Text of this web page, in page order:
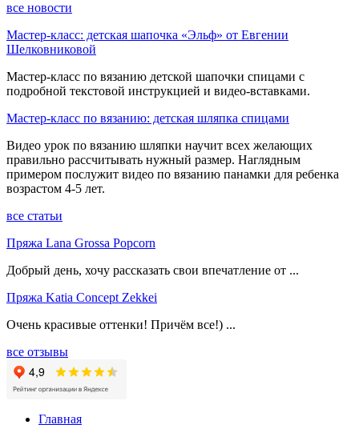
все новости
Мастер-класс: детская шапочка «Эльф» от Евгении
Шелковниковой
Мастер-класс по вязанию детской шапочки спицами с
подробной текстовой инструкцией и видео-вставками.
Мастер-класс по вязанию: детская шляпка спицами
Видео урок по вязанию шляпки научит всех желающих
правильно рассчитывать нужный размер. Наглядным
примером послужит видео по вязанию панамки для ребенка
возрастом 4-5 лет.
все статьи
Пряжа Lana Grossa Popcorn
Добрый день, хочу рассказать свои впечатление от ...
Пряжа Katia Concept Zekkei
Очень красивые оттенки! Причём все!) ...
все отзывы
Главная